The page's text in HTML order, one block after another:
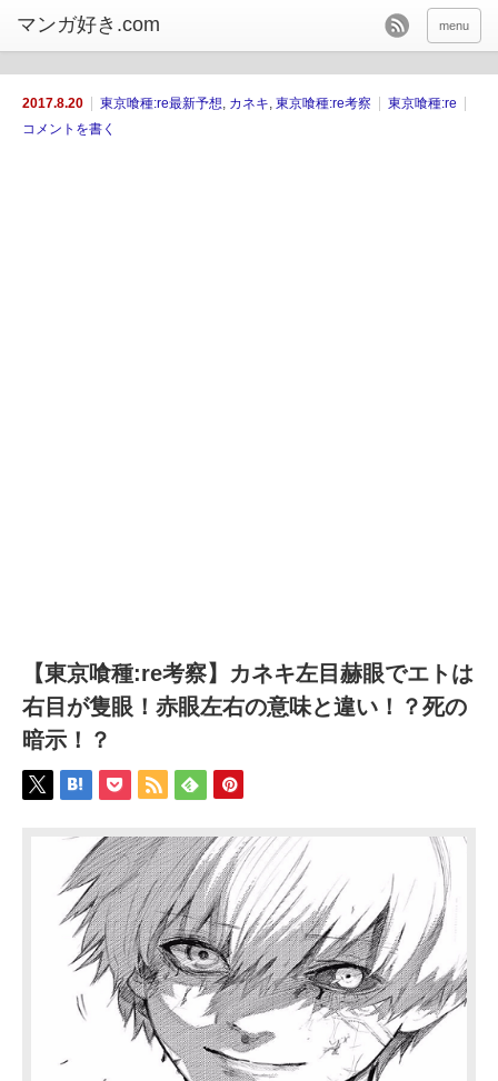
menu
2017.8.20 東京喰種:re最新予想, カネキ, 東京喰種:re考察
東京喰種:re
コメントを書く
【東京喰種:re考察】カネキ左目赫眼でエトは
右目が隻眼！赤眼左右の意味と違い！？死の
暗示！？